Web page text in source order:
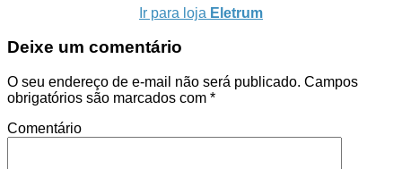
Ir para loja Eletrum
Deixe um comentário
O seu endereço de e-mail não será publicado. Campos
obrigatórios são marcados com *
Comentário